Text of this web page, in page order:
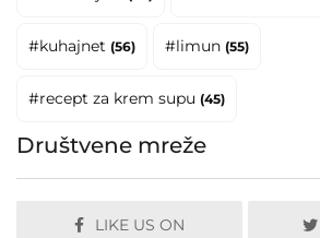
#kuhajnet (56) #limun (55)
#recept za krem supu (45)
Društvene mreže
LIKE US ON